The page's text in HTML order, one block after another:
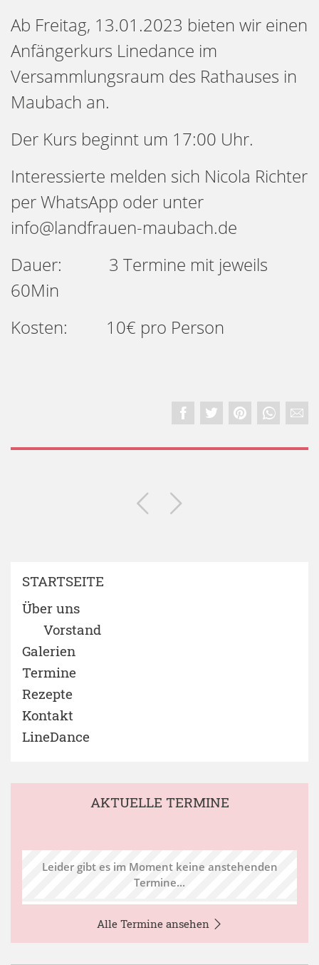
Ab Freitag, 13.01.2023 bieten wir einen
Anfängerkurs Linedance im
Versammlungsraum des Rathauses in
Maubach an.
Der Kurs beginnt um 17:00 Uhr.
Interessierte melden sich Nicola Richter
per WhatsApp oder unter
info@landfrauen-maubach.de
Dauer: 3 Termine mit jeweils
60Min
Kosten: 10€ pro Person
STARTSEITE
Über uns
Vorstand
Galerien
Termine
Rezepte
Kontakt
LineDance
AKTUELLE TERMINE
Leider gibt es im Moment keine anstehenden
Termine...
Alle Termine ansehen